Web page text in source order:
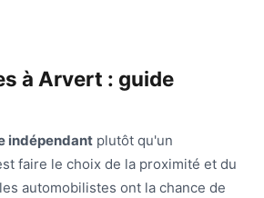
à Arvert : guide
indépendant plutôt qu'un
faire le choix de la proximité et du
automobilistes ont la chance de